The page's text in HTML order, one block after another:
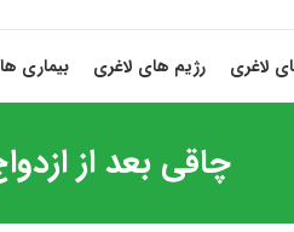
لاغری رژیم های لاغری بیماری
چاقی بعد از